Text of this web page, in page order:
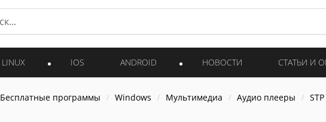
LINUX IOS ANDROID НОВОСТИ СТАТЬИ И
Бесплатные программы Windows Мультимедиа Аудио плееры